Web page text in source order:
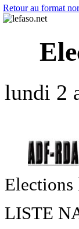
Retour au format
lundi 2
Elections
LISTE